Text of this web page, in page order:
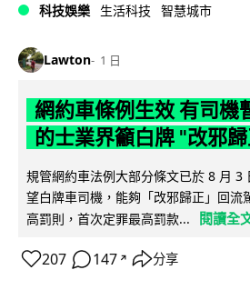
科技娛樂 生活科技 智慧城市
Lawton 1 日
網約車條例生效 有司機
的士業界籲白牌 "改邪
規管網約車法例大部分條文已於 8 月 3
望白牌車司機，能夠「改邪歸正」回流
高罰則，首次定罪最高罰款...
閱讀全
207 147 ↗ 分享